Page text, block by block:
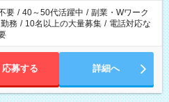
要 / 40～50代活躍中 / 副業・Wワーク
務 / 10名以上の大量募集 / 電話対応な
応募する 詳細へ